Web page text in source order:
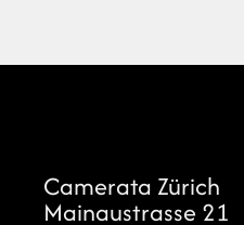
Camerata Zürich
Mainaustrasse 21